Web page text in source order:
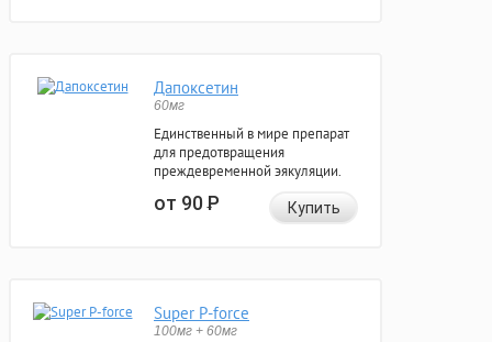
Дапоксетин
60мг
Единственный в мире препарат
для предотвращения
преждевременной эякуляции.
от 90Р Купить
Super P-force
100мг + 60мг